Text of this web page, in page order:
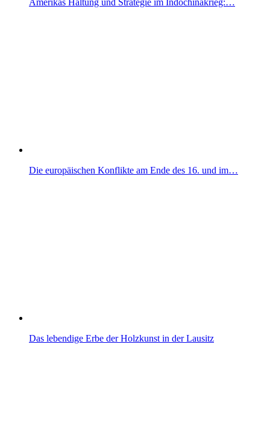
Die europäischen Konflikte am Ende des 16. und im…
Das lebendige Erbe der Holzkunst in der Lausitz